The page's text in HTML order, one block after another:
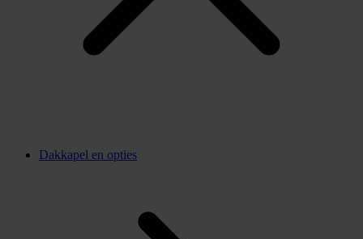
Dakkapel en opties